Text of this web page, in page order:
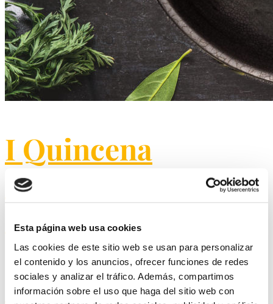
Esta página web usa cookies
Las cookies de este sitio web se usan para personalizar
el contenido y los anuncios, ofrecer funciones de redes
sociales y analizar el tráfico. Además, compartimos
información sobre el uso que haga del sitio web con
I Quincena
Gastronómica del
Guiso Cordobés de
platos en peligro de
extinción.